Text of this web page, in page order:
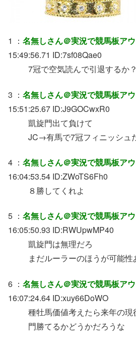
1 ： 名無しさん＠実況で競馬板ア
15:49:56.71 ID:7sf08Qae0
7冠で空気読んで引退するか？
3 ： 名無しさん＠実況で競馬板ア
15:51:25.67 ID:J9GOCwxR0
凱旋門出て負けて
JC→有馬で7冠フィニッシュ
4 ： 名無しさん＠実況で競馬板ア
16:04:53.54 ID:ZWoTS6Fh0
８勝してくれよ
5 ： 名無しさん＠実況で競馬板ア
16:05:50.93 ID:RWUpwMP40
凱旋門は無理だろ
まだルーラーのほうが可能性
6 ： 名無しさん＠実況で競馬板ア
16:07:24.64 ID:xuy66DoWO
種牡馬価値考えたら来年の
門勝てるかどうかだろうな